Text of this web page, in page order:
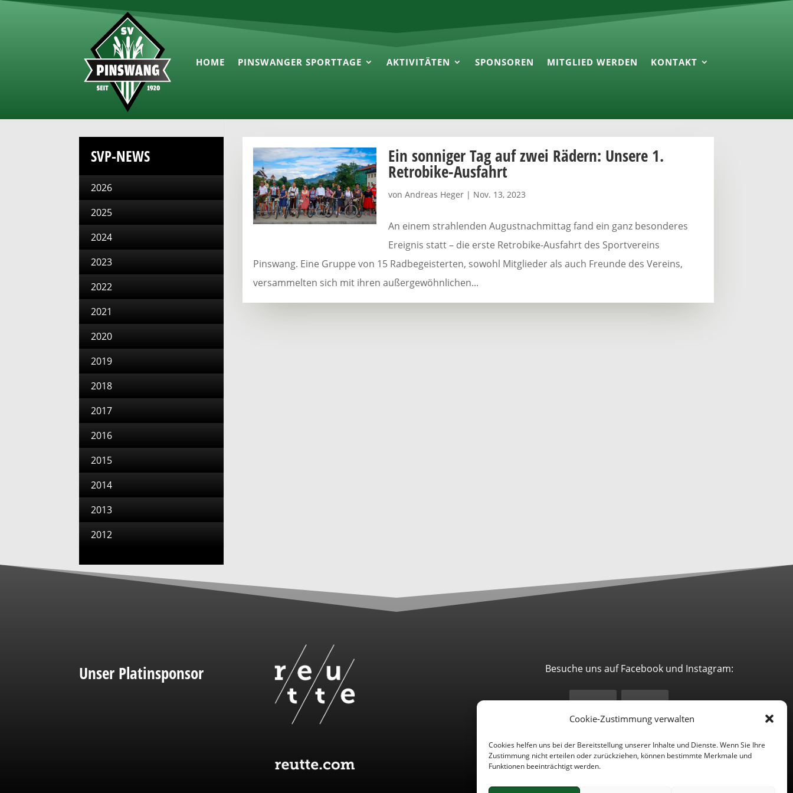
Cookie-Zustimmung verwalten
Cookies helfen uns bei der Bereitstellung unserer Inhalte und Dienste. Wenn Sie Ihre
Zustimmung nicht erteilen oder zurückziehen, können bestimmte Merkmale und
Funktionen beeinträchtigt werden.
HOME PINSWANGER SPORTTAGE AKTIVITÄTEN SPONSOREN MITGLIED WERDEN KONTAKT
Ein sonniger Tag auf zwei Rädern: Unsere 1.
Retrobike-Ausfahrt
von Andreas Heger| Nov. 13, 2023
An einem strahlenden Augustnachmittag fand ein ganz besonderes
Ereignis statt – die erste Retrobike-Ausfahrt des Sportvereins
Pinswang. Eine Gruppe von 15 Radbegeisterten, sowohl Mitglieder als auch Freunde des Vereins,
versammelten sich mit ihren außergewöhnlichen...
SVP-NEWS
2026
2025
2024
2023
2022
2021
2020
2019
2018
2017
2016
2015
2014
2013
2012
Unser Platinsponsor Besuche uns auf Facebook und Instagram: